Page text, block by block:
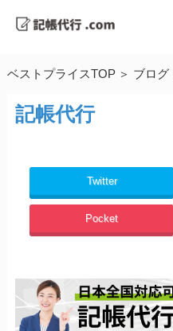
ベストプライスTOP ブログ
記帳代行
Twitter
Pocket